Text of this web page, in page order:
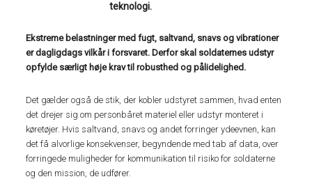
teknologi.
Ekstreme belastninger med fugt, saltvand, snavs og vibrationer
er dagligdags vilkår i forsvaret. Derfor skal soldaternes udstyr
opfylde særligt høje krav til robusthed og pålidelighed.
Det gælder også de stik, der kobler udstyret sammen, hvad enten
det drejer sig om personbåret materiel eller udstyr monteret i
køretøjer. Hvis saltvand, snavs og andet forringer ydeevnen, kan
det få alvorlige konsekvenser, begyndende med tab af data, over
forringede muligheder for kommunikation til risiko for soldaterne
og den mission, de udfører.